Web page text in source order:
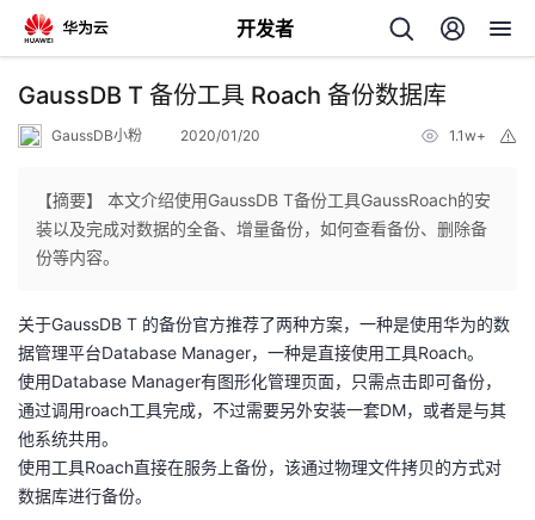
开发者
返
人
主
页
我
的
开
GaussDB T 备份工具 Roach 备份数据库
GaussDB小粉 2020/01/20 1.1w+
【摘要】 本文介绍使用GaussDB T备份工具GaussRoach的安
装以及完成对数据的全备、增量备份，如何查看备份、删除备
份等内容。
关于GaussDB T 的备份官方推荐了两种方案，一种是使用华为的数
据管理平台Database Manager，一种是直接使用工具Roach。
使用Database Manager有图形化管理页面，只需点击即可备份，
通过调用roach工具完成，不过需要另外安装一套DM，或者是与其
他系统共用。
使用工具Roach直接在服务上备份，该通过物理文件拷贝的方式对
数据库进行备份。